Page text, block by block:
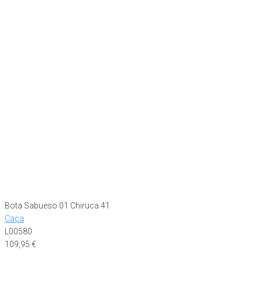
Bota Sabueso 01 Chiruca 41
Caça
L00580
109,95 €